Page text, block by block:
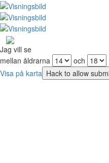
Jag vill se
mellan åldrarna
och
Visa på karta